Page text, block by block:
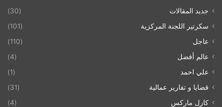
جديد المقالات
(30)
سكرتير اللجنة المركزية
(101)
عاجل
(110)
عالم أفضل
(4)
علي احمد
(1)
قضايا و تقارير عمالية
(31)
كارل ماركس
(4)